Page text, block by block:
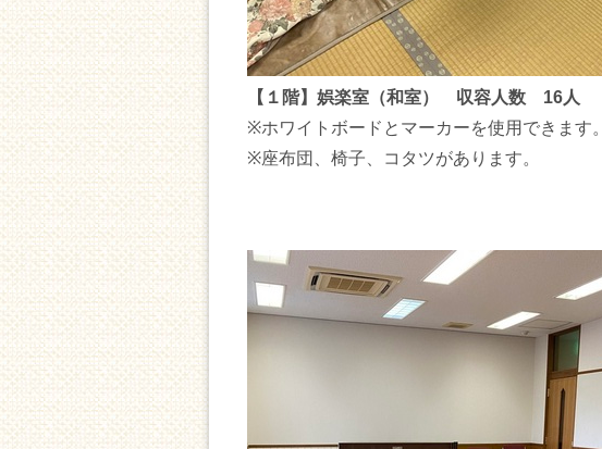
【１階】娯楽室（和室） 収容人数 16人
※ホワイトボードとマーカーを使用できます。
※座布団、椅子、コタツがあります。